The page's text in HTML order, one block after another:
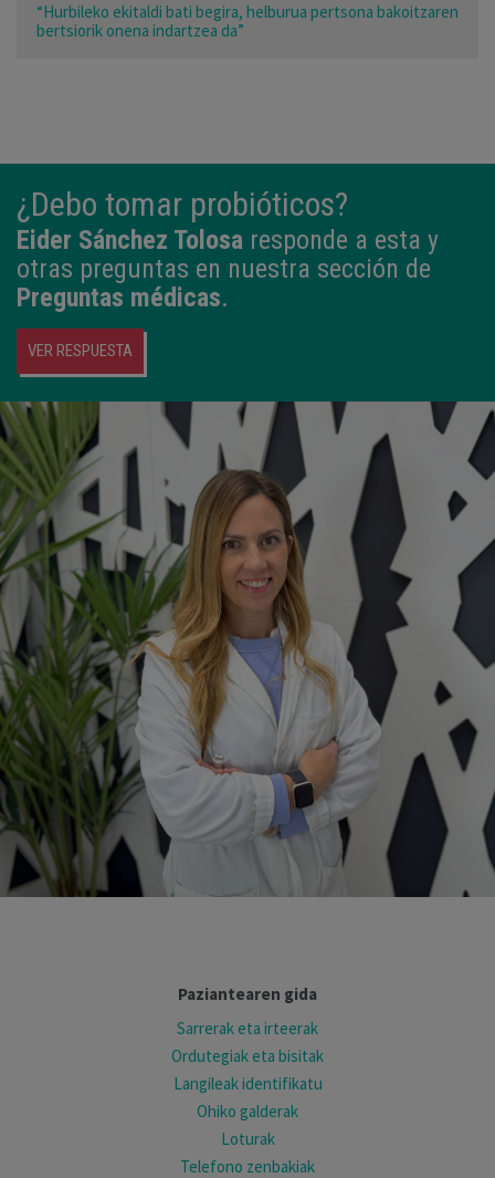
“Hurbileko ekitaldi bati begira, helburua pertsona bakoitzaren
bertsiorik onena indartzea da”
¿Debo tomar probióticos?
Eider Sánchez Tolosa responde a esta y
otras preguntas en nuestra sección de
Preguntas médicas.
VER RESPUESTA
Paziantearen gida
Sarrerak eta irteerak
Ordutegiak eta bisitak
Langileak identifikatu
Ohiko galderak
Loturak
Telefono zenbakiak